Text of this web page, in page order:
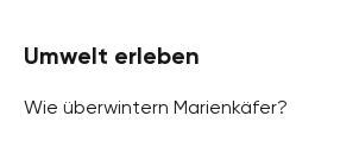
Umwelt erleben
Wie überwintern Marienkäfer?